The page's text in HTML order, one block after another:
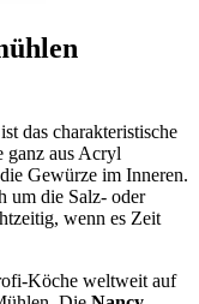
das charakteristische
ganz aus Acryl
Gewürze im Inneren.
um die Salz- oder
wenn es Zeit
Köche weltweit auf